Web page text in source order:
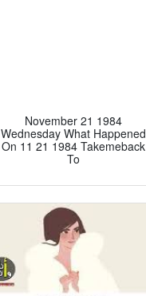
November 21 1984
Wednesday What Happened
On 11 21 1984 Takemeback
To